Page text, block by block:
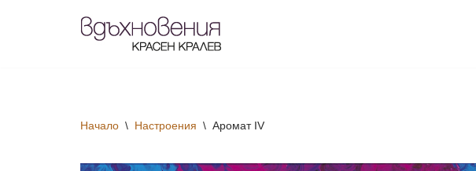
Начало \ Настроения \ Аромат IV